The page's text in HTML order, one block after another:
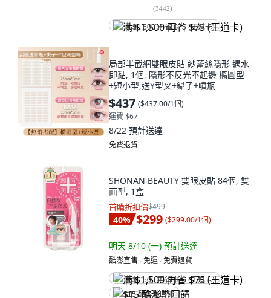
(3442)
满 $1,500 再省 $75 (王道卡)
局部半截網雙眼皮貼 紗蕾絲隱形 遇水
即黏, 1個, 隱形不反光不起邊 橢圓型
+短小型,送Y型叉+鑷子+噴瓶
$437 ($437.00/1個)
運費 $67
8/22 預計送達
免費退貨
SHONAN BEAUTY 雙眼皮貼 84個, 雙
面型, 1盒
首購折扣價$499
40% $299 ($299.00/1個)
明天 8/10 (一) 預計送達
酷澎直售 ∙ 免運 ∙ 免費退貨
满 $1,500 再省 $75 (王道卡)
$15 酷澎幣回饋